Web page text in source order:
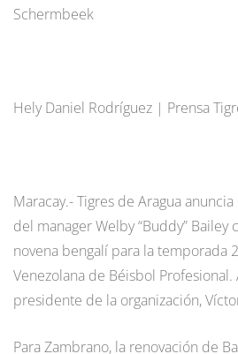
Schermbeek
Hely Daniel Rodríguez | Prensa
Maracay.- Tigres de Aragua
del manager Welby “Buddy” Bailey
novena bengalí para la temporada
Venezolana de Béisbol
presidente de la organización,
Para Zambrano, la renovación de